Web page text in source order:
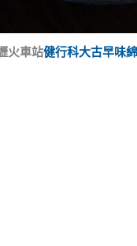
火車站健行科大古早味